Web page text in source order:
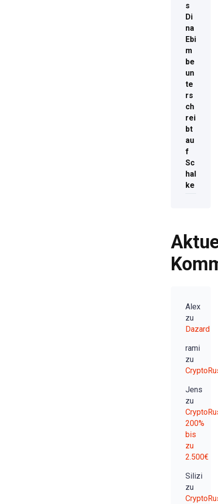
s
Di
na
Ebi
m
be
un
te
rs
ch
rei
bt
au
f
Sc
hal
ke
Alex
zu
Dazard
rami
zu
Jens
zu
200%
bis
zu
2.500€
Silizi
zu